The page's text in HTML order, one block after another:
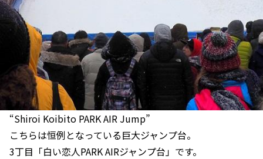
“Shiroi Koibito PARK AIR Jump”
こちらは恒例となっている巨大ジャンプ台。
3丁目「白い恋人PARK AIRジャンプ台」です。